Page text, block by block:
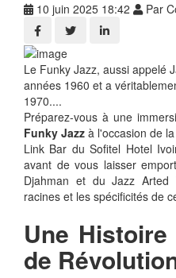
10 juin 2025 18:42 Par
Le Funky Jazz, aussi appelé
années 1960 et a
1970....
Préparez-vous à une
Funky Jazz à l'occasion de la
Link Bar du Sofitel Hotel
avant de vous laisser
Djahman et du Jazz Arted
racines et les spécificités de
Une
de